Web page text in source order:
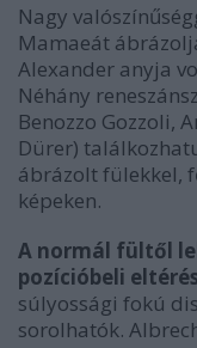
Nagy
Mamaeát
Alexander anyja
Néhány
Benozzo Gozzoli,
Dürer)
ábrázolt fülekkel,
képeken.
A normál fültől
pozícióbeli
súlyossági fokú
sorolhatók.